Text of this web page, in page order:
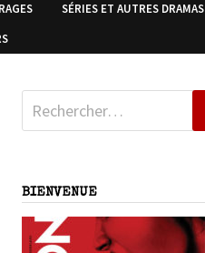
SÉRIES ET AUTRES DRAMAS
Rechercher :
BIENVENUE